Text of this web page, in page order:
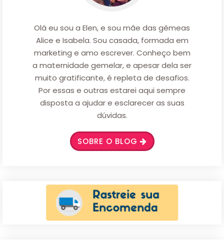
Olá eu sou a Elen, e sou mãe das gêmeas
Alice e Isabela. Sou casada, formada em
marketing e amo escrever. Conheço bem
a maternidade gemelar, e apesar dela ser
muito gratificante, é repleta de desafios.
Por essas e outras estarei aqui sempre
disposta a ajudar e esclarecer as suas
dúvidas.
SOBRE O BLOG